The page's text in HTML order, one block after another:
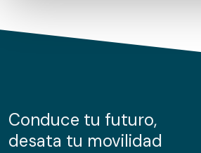
de cookies.
información sobre el uso que haga
nuestros partners de redes sociales,
Conduce tu futuro,
desata tu movilidad